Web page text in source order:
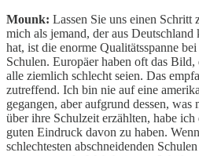
Mounk: Lassen Sie uns einen Schritt
mich als jemand, der aus
hat, ist die enorme Qualitätsspanne
Schulen. Europäer haben oft das Bild,
alle ziemlich schlecht seien. Das
zutreffend. Ich bin nie auf eine
gegangen, aber aufgrund dessen, was
über ihre Schulzeit erzählten, habe
guten Eindruck davon zu haben.
schlechtesten abschneidenden